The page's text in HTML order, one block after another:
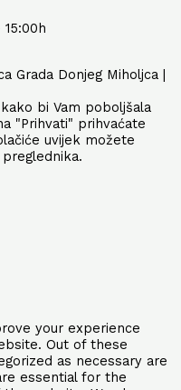
Grada Donjeg Miholjca |
bi Vam poboljšala
"Prihvati" prihvaćate
uvijek možete
your experience
Out of these
as necessary are
essential for the